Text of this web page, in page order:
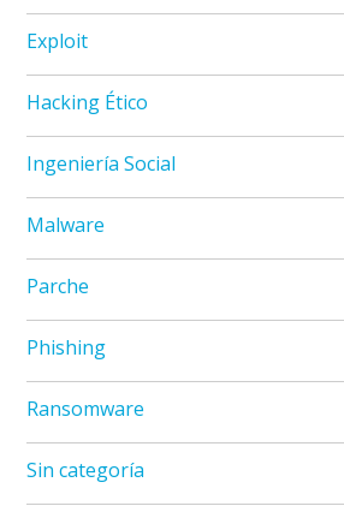
Exploit
Hacking Ético
Ingeniería Social
Malware
Parche
Phishing
Ransomware
Sin categoría